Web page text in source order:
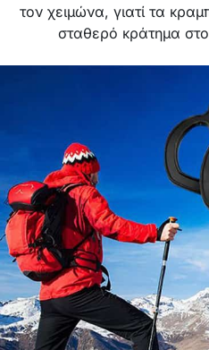
τον χειμώνα, γιατί τα
σταθερό κράτημα